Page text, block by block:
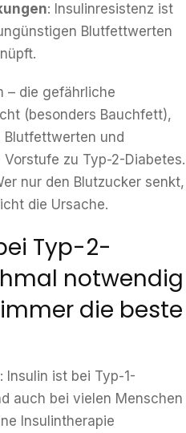
: Insulinresistenz ist
Blutfettwerten
– die gefährliche
(besonders Bauchfett),
Blutfettwerten und
zu Typ-2-Diabetes.
nur den Blutzucker senkt,
die Ursache.
Typ-2-
notwendig
die beste
Insulin ist bei Typ-1-
auch bei vielen Menschen
Insulintherapie